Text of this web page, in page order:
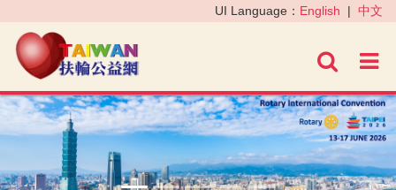
進階
UI Language： English | 中文
‹ ›